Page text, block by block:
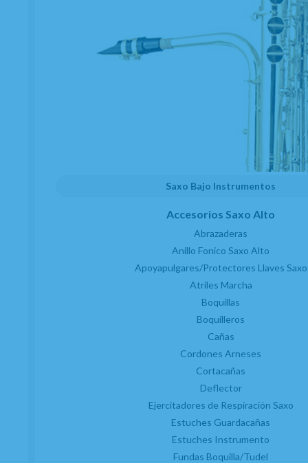
Saxo Bajo Instrumentos
Accesorios Saxo Alto
Abrazaderas
Anillo Fonico Saxo Alto
Apoyapulgares/Protectores Llaves Saxo
Atriles Marcha
Boquillas
Boquilleros
Cañas
Cordones Arneses
Cortacañas
Deflector
Ejercitadores de Respiración Saxo
Estuches Guardacañas
Estuches Instrumento
Fundas Boquilla/Tudel